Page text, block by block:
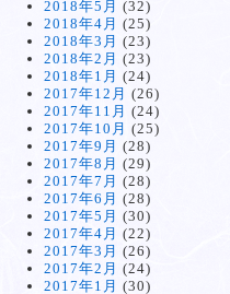
2018年5月 (32)
2018年4月 (25)
2018年3月 (23)
2018年2月 (23)
2018年1月 (24)
2017年12月 (26)
2017年11月 (24)
2017年10月 (25)
2017年9月 (28)
2017年8月 (29)
2017年7月 (28)
2017年6月 (28)
2017年5月 (30)
2017年4月 (22)
2017年3月 (26)
2017年2月 (24)
2017年1月 (30)